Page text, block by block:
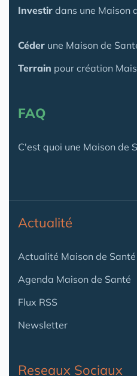
Investir dans une Maison
Céder une Maison de
Terrain pour création
FAQ
C'est quoi une Maison de
Actualité
Actualité Maison de Santé
Agenda Maison de Santé
Flux RSS
Newsletter
Reseaux Sociaux